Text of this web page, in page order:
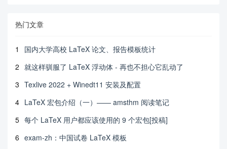
热门文章
1
国内大学高校 LaTeX 论文、报告模板统计
2 就这样驯服了 LaTeX 浮动体 - 再也不担心它乱动了
3 Texlive 2022 + Winedt11 安装及配置
4 LaTeX 宏包介绍（一）—— amsthm 阅读笔记
5 每个 LaTeX 用户都应该使用的 9 个宏包[投稿]
6 exam-zh：中国试卷 LaTeX 模板